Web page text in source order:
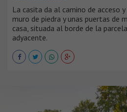
La casita da al camino de acceso
muro de piedra y unas puertas de
casa, situada al borde de la
adyacente.